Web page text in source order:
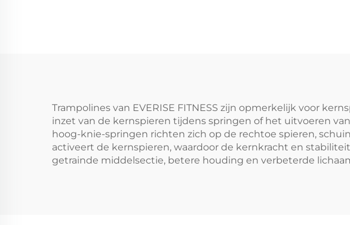
Trampolines van EVERISE FITNESS zijn opmerkelijk voor
inzet van de kernspieren tijdens springen of het uitvoeren
hoog-knie-springen richten zich op de rechtoe spieren,
activeert de kernspieren, waardoor de kernkracht en
getrainde middelsectie, betere houding en verbeterde